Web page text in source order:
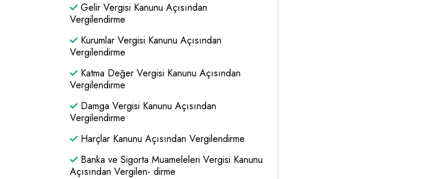
Gelir Vergisi Kanunu Açısından
Vergilendirme
Kurumlar Vergisi Kanunu Açısından
Vergilendirme
Katma Değer Vergisi Kanunu Açısından
Vergilendirme
Damga Vergisi Kanunu Açısından
Vergilendirme
Harçlar Kanunu Açısından Vergilendirme
Banka ve Sigorta Muameleleri Vergisi Kanunu
Açısından Vergilen- dirme